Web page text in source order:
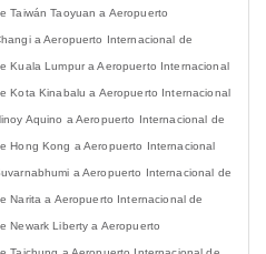
Taiwán Taoyuan a Aeropuerto
a Aeropuerto Internacional de
Kuala Lumpur a Aeropuerto Internacional
Kota Kinabalu a Aeropuerto Internacional
Aquino a Aeropuerto Internacional de
Hong Kong a Aeropuerto Internacional
a Aeropuerto Internacional de
Narita a Aeropuerto Internacional de
Newark Liberty a Aeropuerto